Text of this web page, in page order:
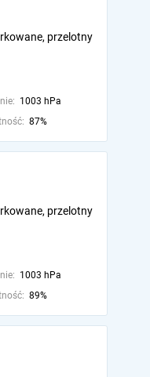
przelotny
1003 hPa
87%
przelotny
1003 hPa
89%